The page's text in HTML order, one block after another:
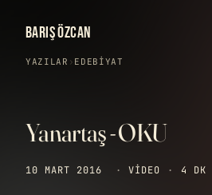
BARIŞ ÖZCAN
YAZILAR › EDEBIYAT
Yanartaş - OKU
10 MART 2016 · VIDEO · 4 DK